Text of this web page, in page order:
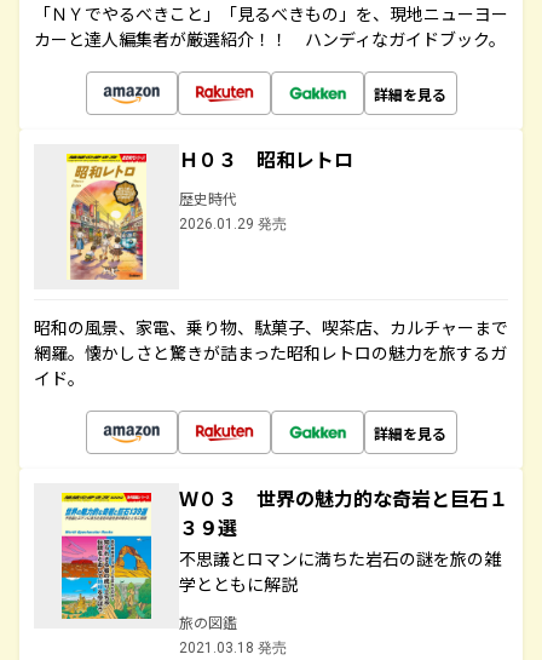
「ＮＹでやるべきこと」「見るべきもの」を、現地ニューヨー
カーと達人編集者が厳選紹介！！ ハンディなガイドブック。
詳細を見る
Ｈ０３ 昭和レトロ
歴史時代
2026.01.29 発売
昭和の風景、家電、乗り物、駄菓子、喫茶店、カルチャーまで
網羅。懐かしさと驚きが詰まった昭和レトロの魅力を旅するガ
イド。
詳細を見る
Ｗ０３ 世界の魅力的な奇岩と巨石１
３９選
不思議とロマンに満ちた岩石の謎を旅の雑
学とともに解説
旅の図鑑
2021.03.18 発売